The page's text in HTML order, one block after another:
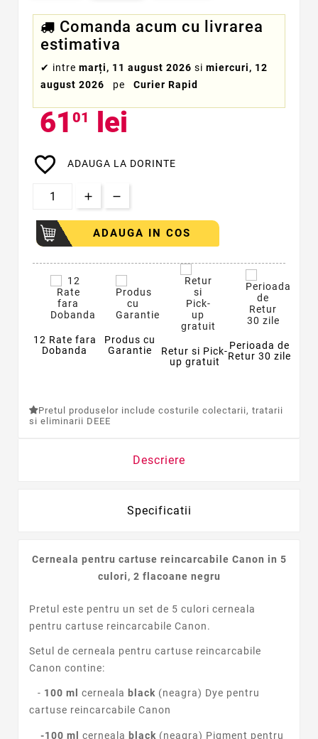
Comanda acum cu livrarea
estimativa
✔ intre marți, 11 august 2026 si miercuri, 12
august 2026
pe Curier Rapid
61 01 lei
favorite_border ADAUGA LA DORINTE
ADAUGA IN COS
12 Rate fara
Dobanda
Produs cu
Garantie
Retur si Pick-
up gratuit
Perioada de
Retur 30 zile
Pretul produselor include costurile colectarii, tratarii
si eliminarii DEEE
Descriere
Specificatii
Cerneala pentru cartuse reincarcabile Canon in 5
culori, 2 flacoane negru
Pretul este pentru un set de 5 culori cerneala
pentru cartuse reincarcabile Canon.
Setul de cerneala pentru cartuse reincarcabile
Canon contine:
- 100 ml cerneala black (neagra) Dye pentru
cartuse reincarcabile Canon
-100 ml cerneala black (neagra) Pigment pentru